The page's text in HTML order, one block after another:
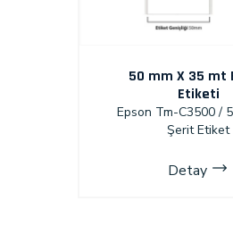
50 mm X 35 mt
Etiketi
Epson Tm-C3500 /
Şerit Etiket
Detay